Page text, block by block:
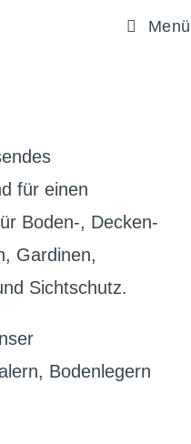
Menü
für einen
Boden-, Decken-
Gardinen,
Sichtschutz.
Bodenlegern